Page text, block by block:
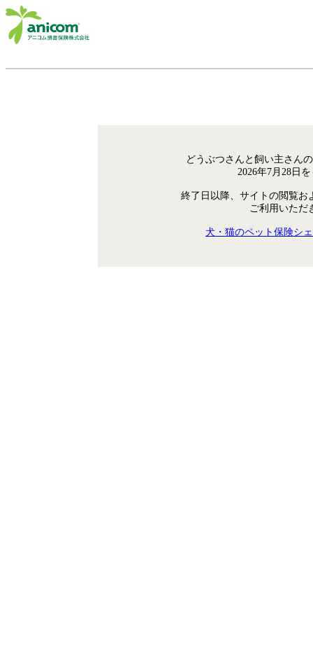
どうぶつさんと飼い主さん
2026年7月28日
終了日以降、サイトの閲覧お
ご利用いただ
犬・猫のペット保険シ